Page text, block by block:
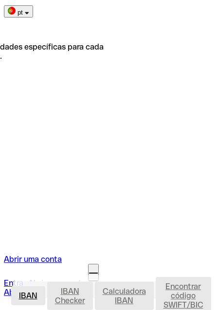
pt
específicas para cada
Abrir uma conta
Entrar Abrir uma conta
Abrir a minha conta
IBAN
IBAN
IBAN
Checker
Calculadora
IBAN
Encontrar
código
SWIFT/BIC